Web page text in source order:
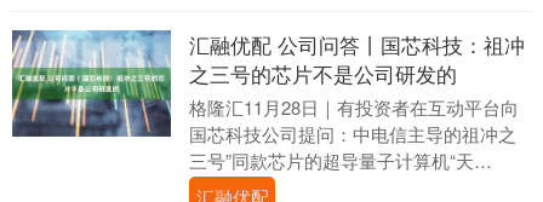
汇融优配 公司问答丨国芯科技：祖冲
之三号的芯片不是公司研发的
格隆汇11月28日｜有投资者在互动平台向
国芯科技公司提问：中电信主导的祖冲之
三号”同款芯片的超导量子计算机“天
衍-287”已完成搭建。该量子计算系统具
汇融优配